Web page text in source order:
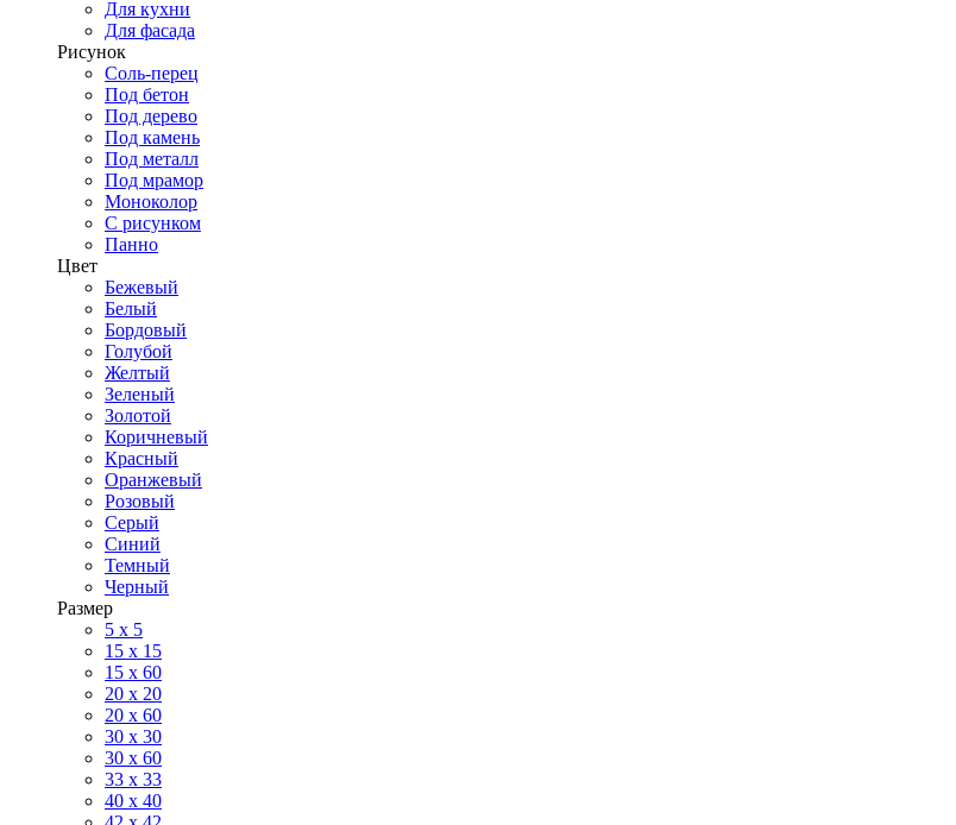
Для кухни
Для фасада
Рисунок
Соль-перец
Под бетон
Под дерево
Под камень
Под металл
Под мрамор
Моноколор
С рисунком
Панно
Цвет
Бежевый
Белый
Бордовый
Голубой
Желтый
Зеленый
Золотой
Коричневый
Красный
Оранжевый
Розовый
Серый
Синий
Темный
Черный
Размер
5 x 5
15 x 15
15 x 60
20 х 20
20 x 60
30 х 30
30 x 60
33 x 33
40 х 40